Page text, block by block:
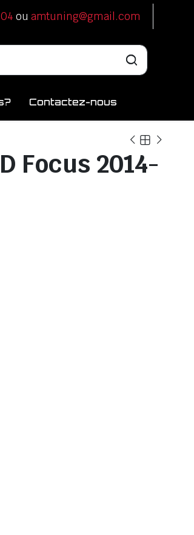
ou amtuning@gmail.com
Contactez-nous
Focus 2014-